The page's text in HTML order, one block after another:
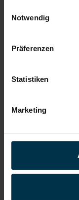
Notwendig
Präferenzen
Statistiken
Marketing
Ich habe die
und willige ein, dass
Rahmen meiner
Jahren verarbeitet